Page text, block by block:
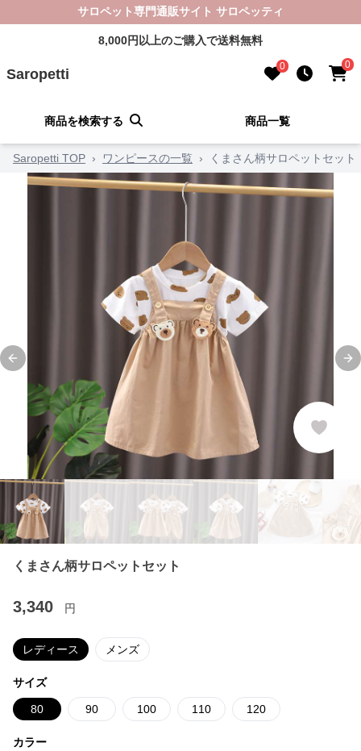
サロペット専門通販サイト サロペッティ
8,000円以上のご購入で送料無料
Saropetti 0 0
商品を検索する 商品一覧
Saropetti TOP › ワンピースの一覧 › くまさん柄サロペットセット
Previous slide
くまさん柄サロペットセット
3,340 円
レディース メンズ
サイズ
80 90 100 110 120
カラー